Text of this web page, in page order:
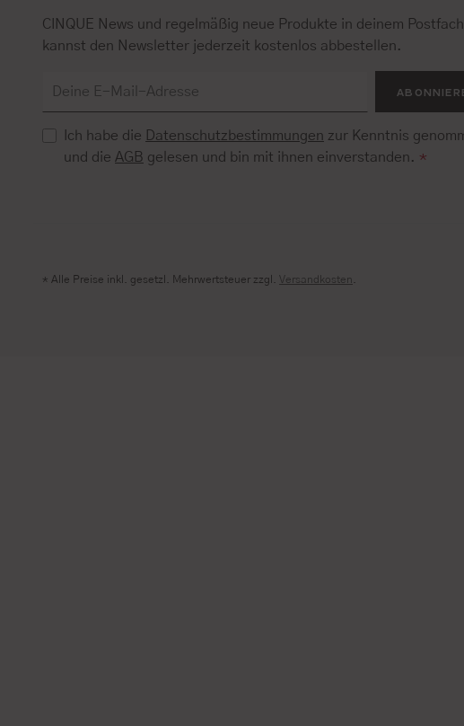
CINQUE News und regelmäßig neue Produkte in deinem
kannst den Newsletter jederzeit kostenlos abbestellen.
Ich habe die Datenschutzbestimmungen zur Kenntnis
und dieAGB gelesen und bin mit ihnen einverstanden. *
* Alle Preise inkl. gesetzl. Mehrwertsteuer zzgl. Versandkosten.